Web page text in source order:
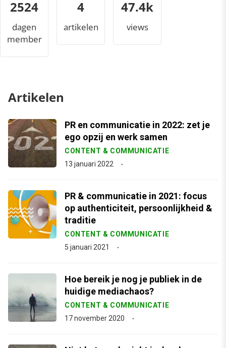
2524
dagen
member
4
artikelen
49.2k
views
Artikelen
PR en communicatie in 2022: zet je
ego opzij en werk samen
CONTENT & COMMUNICATIE
13 januari 2022
PR & communicatie in 2021: focus
op authenticiteit, persoonlijkheid &
traditie
CONTENT & COMMUNICATIE
5 januari 2021
Hoe bereik je nog je publiek in de
huidige mediachaos?
CONTENT & COMMUNICATIE
17 november 2020